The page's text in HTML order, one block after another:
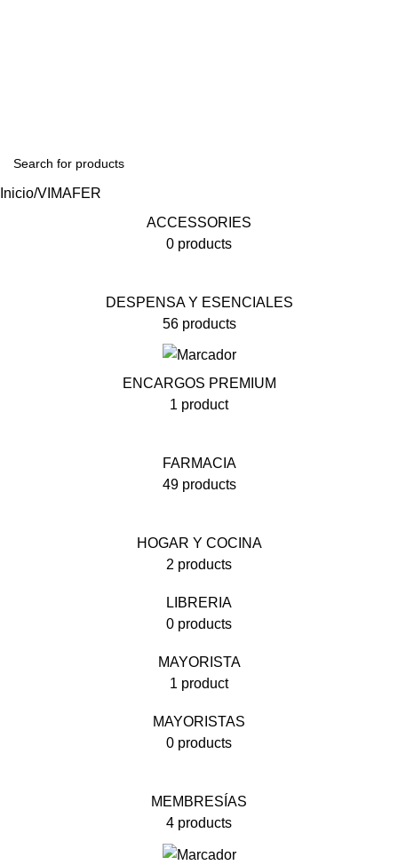
Inicio VIMAFER
ACCESSORIES
0 products
DESPENSA Y ESENCIALES
56 products
ENCARGOS PREMIUM
1 product
FARMACIA
49 products
HOGAR Y COCINA
2 products
LIBRERIA
0 products
MAYORISTA
1 product
MAYORISTAS
0 products
MEMBRESÍAS
4 products